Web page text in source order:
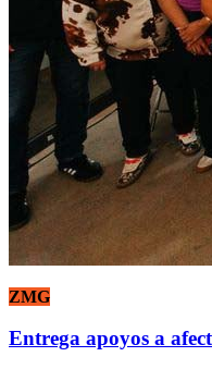
ZMG
Entrega apoyos a